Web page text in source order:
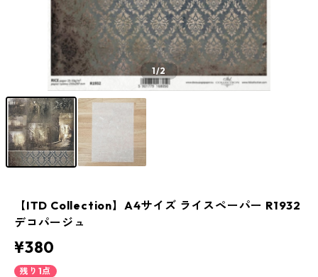
1/2
【ITD Collection】A4サイズ ライスペーパー R1932
デコパージュ
¥380
残り1点